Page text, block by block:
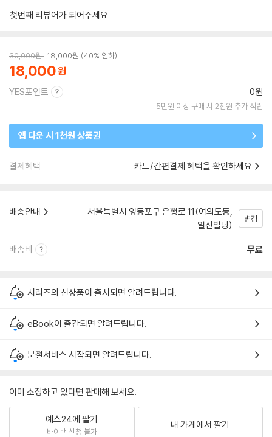
첫번째 리뷰어가 되어주세요
30,000원 18,000원 40% 인하
18,000
YES포인트 0원
5만원 이상 구매 시 2천원 추가 적립
앱 다운 시 1천원 상품권
결제혜택 카드/간편결제 혜택을 확인하세요
배송안내
서울특별시 영등포구 은행로 11(여의도동,
일신빌딩)
변경
배송비 무료
시리즈의 신상품이 출시되면 알려드립니다.
eBook이 출간되면 알려드립니다.
분철서비스 시작되면 알려드립니다.
이미 소장하고 있다면 판매해 보세요.
예스24에 팔기
바이백 신청 불가
내 가게에서 팔기